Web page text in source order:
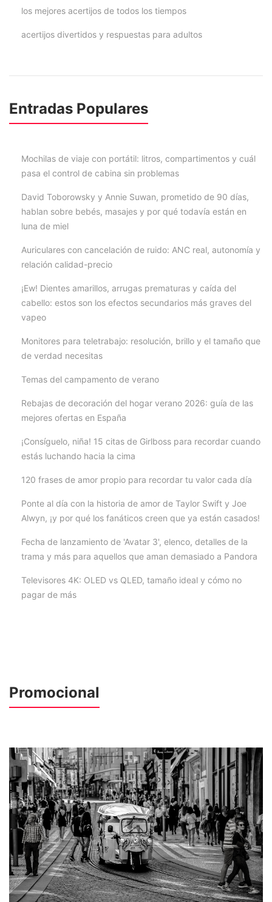
los mejores acertijos de todos los tiempos
acertijos divertidos y respuestas para adultos
Entradas Populares
Mochilas de viaje con portátil: litros, compartimentos y cuál
pasa el control de cabina sin problemas
David Toborowsky y Annie Suwan, prometido de 90 días,
hablan sobre bebés, masajes y por qué todavía están en
luna de miel
Auriculares con cancelación de ruido: ANC real, autonomía y
relación calidad-precio
¡Ew! Dientes amarillos, arrugas prematuras y caída del
cabello: estos son los efectos secundarios más graves del
vapeo
Monitores para teletrabajo: resolución, brillo y el tamaño que
de verdad necesitas
Temas del campamento de verano
Rebajas de decoración del hogar verano 2026: guía de las
mejores ofertas en España
¡Consíguelo, niña! 15 citas de Girlboss para recordar cuando
estás luchando hacia la cima
120 frases de amor propio para recordar tu valor cada día
Ponte al día con la historia de amor de Taylor Swift y Joe
Alwyn, ¡y por qué los fanáticos creen que ya están casados!
Fecha de lanzamiento de 'Avatar 3', elenco, detalles de la
trama y más para aquellos que aman demasiado a Pandora
Televisores 4K: OLED vs QLED, tamaño ideal y cómo no
pagar de más
Promocional